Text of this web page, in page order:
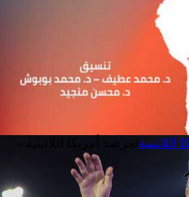
مرصد أمريكا اللاتينية -